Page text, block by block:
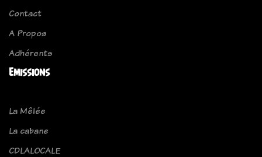
Contact
A Propos
Adhérents
Emissions
La Mêlée
La cabane
CDLALOCALE